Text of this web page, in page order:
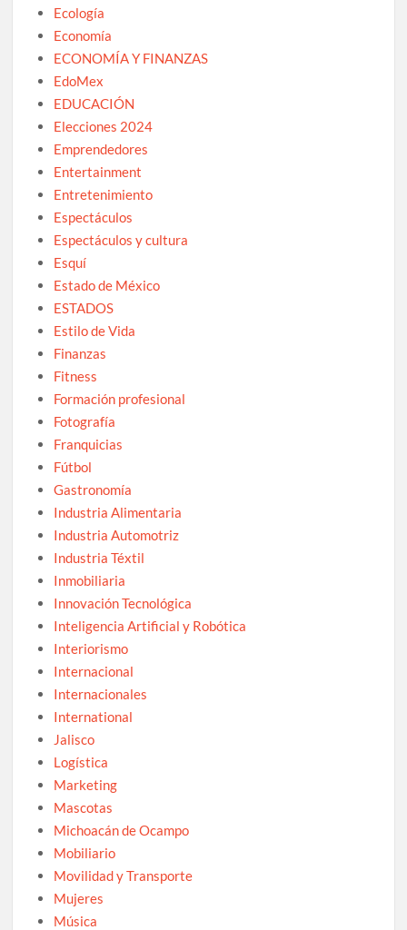
Ecología
Economía
ECONOMÍA Y FINANZAS
EdoMex
EDUCACIÓN
Elecciones 2024
Emprendedores
Entertainment
Entretenimiento
Espectáculos
Espectáculos y cultura
Esquí
Estado de México
ESTADOS
Estilo de Vida
Finanzas
Fitness
Formación profesional
Fotografía
Franquicias
Fútbol
Gastronomía
Industria Alimentaria
Industria Automotriz
Industria Téxtil
Inmobiliaria
Innovación Tecnológica
Inteligencia Artificial y Robótica
Interiorismo
Internacional
Internacionales
International
Jalisco
Logística
Marketing
Mascotas
Michoacán de Ocampo
Mobiliario
Movilidad y Transporte
Mujeres
Música